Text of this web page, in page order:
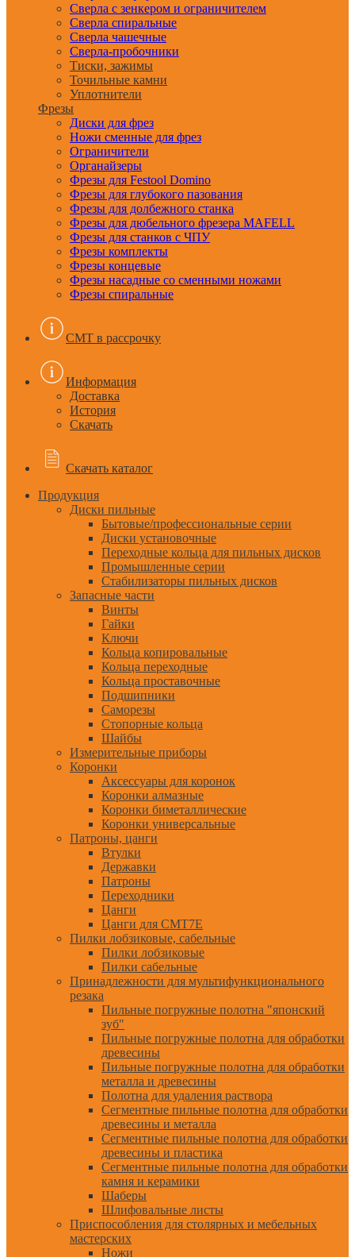
Сверла с зенкером и ограничителем
Сверла спиральные
Сверла чашечные
Сверла-пробочники
Тиски, зажимы
Точильные камни
Уплотнители
Фрезы
Диски для фрез
Ножи сменные для фрез
Ограничители
Органайзеры
Фрезы для Festool Domino
Фрезы для глубокого пазования
Фрезы для долбежного станка
Фрезы для дюбельного фрезера MAFELL
Фрезы для станков с ЧПУ
Фрезы комплекты
Фрезы концевые
Фрезы насадные со сменными ножами
Фрезы спиральные
CMT в рассрочку
Информация
Доставка
История
Скачать
Скачать каталог
Продукция
Диски пильные
Бытовые/профессиональные серии
Диски установочные
Переходные кольца для пильных дисков
Промышленные серии
Стабилизаторы пильных дисков
Запасные части
Винты
Гайки
Ключи
Кольца копировальные
Кольца переходные
Кольца проставочные
Подшипники
Саморезы
Стопорные кольца
Шайбы
Измерительные приборы
Коронки
Аксессуары для коронок
Коронки алмазные
Коронки биметаллические
Коронки универсальные
Патроны, цанги
Втулки
Державки
Патроны
Переходники
Цанги
Цанги для CMT7E
Пилки лобзиковые, сабельные
Пилки лобзиковые
Пилки сабельные
Принадлежности для мультифункционального
резака
Пильные погружные полотна "японский
зуб"
Пильные погружные полотна для обработки
древесины
Пильные погружные полотна для обработки
металла и древесины
Полотна для удаления раствора
Сегментные пильные полотна для обработки
древесины и металла
Сегментные пильные полотна для обработки
древесины и пластика
Сегментные пильные полотна для обработки
камня и керамики
Шаберы
Шлифовальные листы
Приспособления для столярных и мебельных
мастерских
Ножи